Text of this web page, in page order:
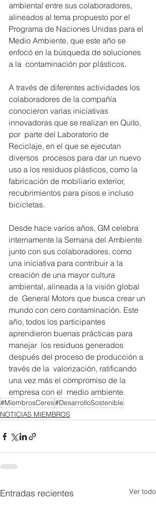
ambiental entre sus colaboradores,
alineados al tema propuesto por el
Programa de Naciones Unidas para el
Medio Ambiente, que este año se
enfocó en la búsqueda de soluciones
a la  contaminación por plásticos.
A través de diferentes actividades los
colaboradores de la compañía
conocieron varias iniciativas
innovadoras que se realizan en Quito,
por  parte del Laboratorio de
Reciclaje, en el que se ejecutan
diversos  procesos para dar un nuevo
uso a los residuos plásticos, como la
fabricación de mobiliario exterior,
recubrimientos para pisos e incluso
bicicletas.
Desde hace varios años, GM celebra
internamente la Semana del Ambiente
junto con sus colaboradores, como
una iniciativa para contribuir a la
creación de una mayor cultura
ambiental, alineada a la visión global
de  General Motors que busca crear un
mundo con cero contaminación. Este
año, todos los participantes
aprendieron buenas prácticas para
manejar  los residuos generados
después del proceso de producción a
través de la  valorización, ratificando
una vez más el compromiso de la
empresa con el  medio ambiente.
#MiembrosCeres#DesarrolloSostenible
NOTICIAS MIEMBROS
Entradas recientes Ver todo